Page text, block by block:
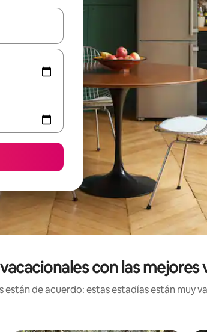
navega con las teclas de flecha hacia arriba y
con las mejores
están de acuerdo: estas estadías están muy